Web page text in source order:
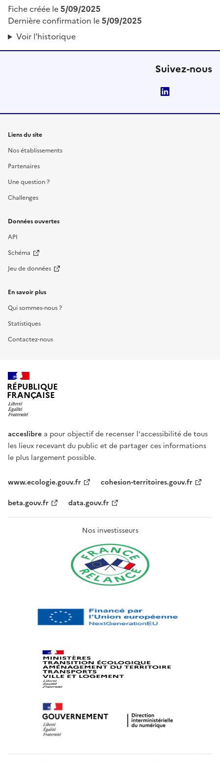
Fiche créée le5/09/2025
Dernière confirmation le5/09/2025
Voir l'historique
Suivez-nous
Liens du site
Nos établissements
Partenaires
Une question ?
Challenges
Données ouvertes
API
Schéma
Jeu de données
En savoir plus
Qui sommes-nous ?
Statistiques
Contactez-nous
RÉPUBLIQUE
FRANÇAISE
acceslibre a pour objectif de recenser l'accessibilité de tous
les lieux recevant du public et de partager ces informations
le plus largement possible.
www.ecologie.gouv.fr
cohesion-territoires.gouv.fr
beta.gouv.fr
data.gouv.fr
Nos investisseurs